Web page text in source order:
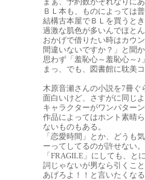
ＢＬ本も、ものによっては
結構古本屋でＢＬを買うと
過激な肌色が多いんでほと
おかげで借りたい時はカウ
間違いないですか？」と聞
思わず「羞恥心～羞恥心～♪
まっ、でも、図書館に耽美
木原音瀬さんの小説を7冊
面白いけど、さすがに同じ
キャラクターがワンパター
作品によってはホント素晴
ないものもある。
「恋愛時間」とか、どうも
ーってしてるのが許せない。
「FRAGILE」にしても、
詞じゃないが男なら引くこ
あげろよ！！と言いたくな